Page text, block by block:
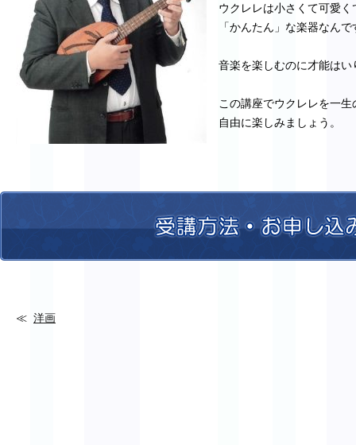
ウクレレは小さくて可愛く
「かんたん」な楽器なんで
音楽を楽しむのに才能はい
この講座でウクレレを一生
自由に楽しみましょう。
洋画